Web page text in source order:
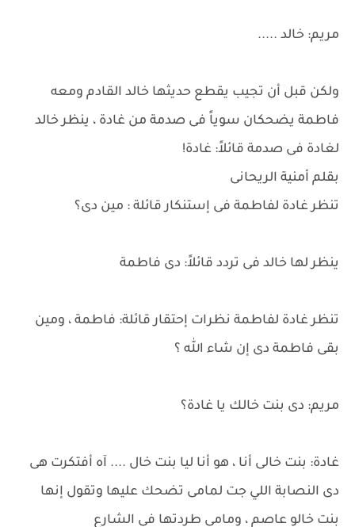
مريم: خالد .....
ولكن قبل أن تجيب يقطع حديثها خالد القادم ومعه
فاطمة يضحكان سوياً فى صدمة من غادة ، ينظر خالد
لغادة فى صدمة قائلاً: غادة!
بقلم أمنية الريحانى
تنظر غادة لفاطمة فى إستنكار قائلة : مين دى؟
ينظر لها خالد فى تردد قائلاً: دى فاطمة
تنظر غادة لفاطمة نظرات إحتقار قائلة: فاطمة ، ومين
بقى فاطمة دى إن شاء الله ؟
مريم: دى بنت خالك يا غادة؟
غادة: بنت خالى أنا ، هو أنا ليا بنت خال .... آه أفتكرت هى
دى النصابة اللي جت لمامى تضحك عليها وتقول إنها
بنت خالو عاصم ، ومامى طردتها فى الشارع